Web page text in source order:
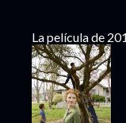
La película de